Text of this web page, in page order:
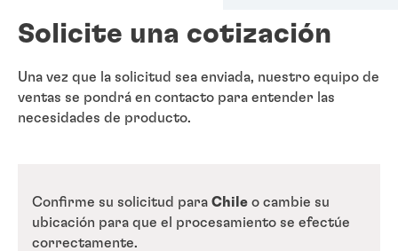
Solicite una cotización
Una vez que la solicitud sea enviada, nuestro equipo de
ventas se pondrá en contacto para entender las
necesidades de producto.
Confirme su solicitud para Chile o cambie su
ubicación para que el procesamiento se efectúe
correctamente.